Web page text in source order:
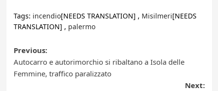
Tags: incendio[NEEDS TRANSLATION] , Misilmeri[NEEDS
TRANSLATION] , palermo
Post
navigation
Previous:
Autocarro e autorimorchio si ribaltano a Isola delle
Femmine, traffico paralizzato
Next: